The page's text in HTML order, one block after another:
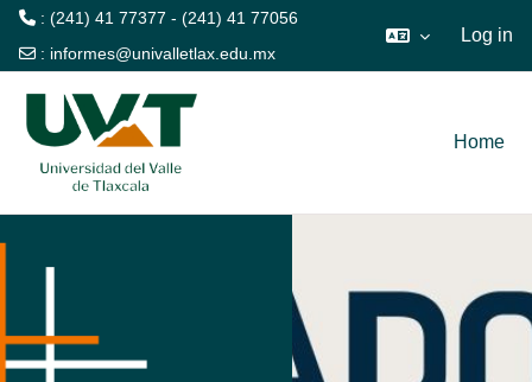
: (241) 41 77377 - (241) 41 77056
: informes@univalletlax.edu.mx
Log in
Home